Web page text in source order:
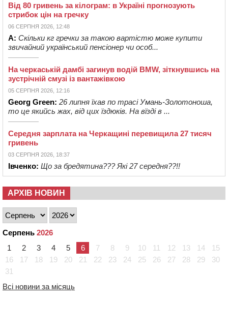
Від 80 гривень за кілограм: в Україні прогнозують
стрибок цін на гречку
06 СЕРПНЯ 2026, 12:48
А: Скільки кг гречки за такою вартістю може купити
звичайний український пенсіонер чи особ...
На черкаській дамбі загинув водій BMW, зіткнувшись на
зустрічній смузі із вантажівкою
05 СЕРПНЯ 2026, 12:16
Georg Green: 26 липня їхав по трасі Умань-Золотоноша,
то це якийсь жах, від цих їздюків. На вїзді в ...
Середня зарплата на Черкащині перевищила 27 тисяч
гривень
03 СЕРПНЯ 2026, 18:37
Івченко: Що за бредятина??? Які 27 середня??!!
АРХІВ НОВИН
Серпень 2026
1
2 3 4 5 6 7 8 9 10 11 12 13 14
15
16
17 18 19 20 21 22 23 24 25 26 27 28 29
30
31
Всі новини за місяць